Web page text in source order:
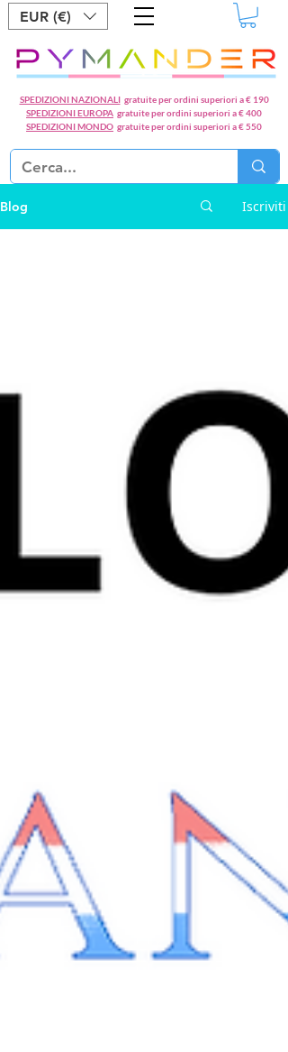
SPEDIZIONI NAZIONALIgratuite per ordini superiori a € 190
SPEDIZIONI EUROPA gratuite per ordini superiori a € 400
SPEDIZIONI MONDO gratuite per ordini superiori a € 550
EUR (€)
Blog Iscriviti